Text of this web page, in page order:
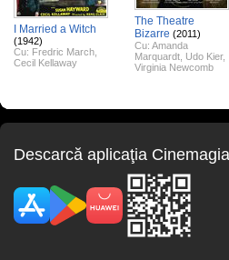
I Married a Witch
(1942)
Cu: Fredric March
Cecil Kellaway
The Theatre
Bizarre (2011)
Cu: Amanda
Marquardt Udo Kier,
Virginia Newcomb
Descarcă aplicaţia Cinemagia